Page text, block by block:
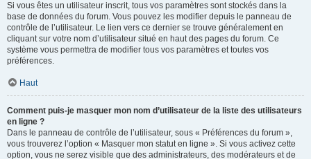
Si vous êtes un utilisateur inscrit, tous vos paramètres sont stockés dans la
base de données du forum. Vous pouvez les modifier depuis le panneau de
contrôle de l’utilisateur. Le lien vers ce dernier se trouve généralement en
cliquant sur votre nom d’utilisateur situé en haut des pages du forum. Ce
système vous permettra de modifier tous vos paramètres et toutes vos
préférences.
Haut
Comment puis-je masquer mon nom d’utilisateur de la liste des utilisateurs
en ligne ?
Dans le panneau de contrôle de l’utilisateur, sous « Préférences du forum »,
vous trouverez l’option « Masquer mon statut en ligne ». Si vous activez cette
option, vous ne serez visible que des administrateurs, des modérateurs et de